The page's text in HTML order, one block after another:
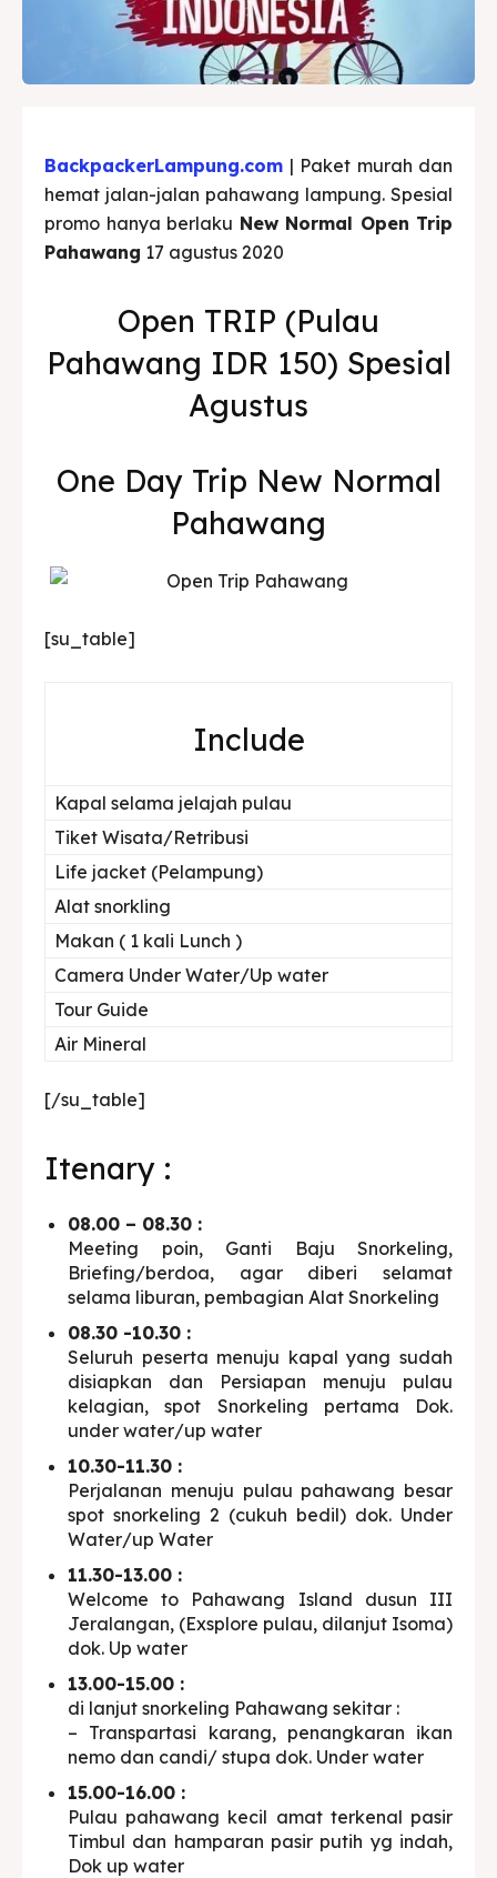
BackpackerLampung.com | Paket murah dan
hemat jalan-jalan pahawang lampung. Spesial
promo hanya berlaku New Normal Open Trip
Pahawang 17 agustus 2020
Open TRIP (Pulau
Pahawang IDR 150) Spesial
Agustus
One Day Trip New Normal
Pahawang
[su_table]
Include
Kapal selama jelajah pulau
Tiket Wisata/Retribusi
Life jacket (Pelampung)
Alat snorkling
Makan ( 1 kali Lunch )
Camera Under Water/Up water
Tour Guide
Air Mineral
[/su_table]
Itenary :
08.00 – 08.30 :
Meeting poin, Ganti Baju Snorkeling,
Briefing/berdoa, agar diberi selamat
selama liburan, pembagian Alat Snorkeling
08.30 -10.30 :
Seluruh peserta menuju kapal yang sudah
disiapkan dan Persiapan menuju pulau
kelagian, spot Snorkeling pertama Dok.
under water/up water
10.30-11.30 :
Perjalanan menuju pulau pahawang besar
spot snorkeling 2 (cukuh bedil) dok. Under
Water/up Water
11.30-13.00 :
Welcome to Pahawang Island dusun III
Jeralangan, (Exsplore pulau, dilanjut Isoma)
dok. Up water
13.00-15.00 :
di lanjut snorkeling Pahawang sekitar :
– Transpartasi karang, penangkaran ikan
nemo dan candi/ stupa dok. Under water
15.00-16.00 :
Pulau pahawang kecil amat terkenal pasir
Timbul dan hamparan pasir putih yg indah,
Dok up water